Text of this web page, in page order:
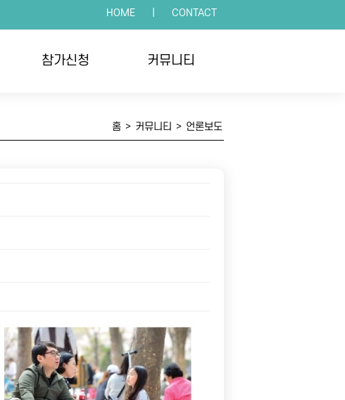
HOME CONTACT
참가신청 커뮤니티
단체접수 언론보도
홈 > 커뮤니티 > 언론보도